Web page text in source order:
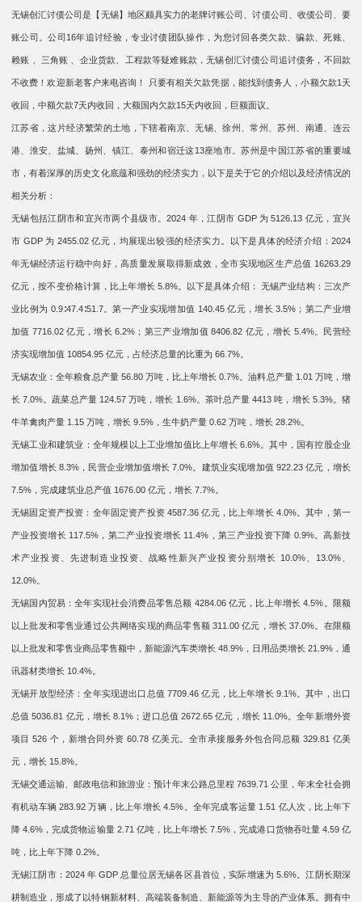
无锡创汇讨债公司是【无锡】地区颇具实力的老牌讨账公司、讨债公司、收债公司、要
账公司。公司16年追讨经验，专业讨债团队操作，为您讨回各类欠款、骗款、死账、
赖账 、三角账 、企业货款、工程款等疑难账款，无锡创汇讨债公司追讨债务，不回款
不收费！欢迎新老客户来电咨询！ 只要有相关欠款凭据，能找到债务人，小额欠款1天
收回，中额欠款7天内收回，大额国内欠款15天内收回，巨额面议。
江苏省，这片经济繁荣的土地，下辖着南京、无锡、徐州、常州、苏州、南通、连云
港、淮安、盐城、扬州、镇江、泰州和宿迁这13座地市。苏州是中国江苏省的重要城
市，有着深厚的历史文化底蕴和强劲的经济实力，以下是关于它的介绍以及经济情况的
相关分析：
无锡包括江阴市和宜兴市两个县级市。2024 年，江阴市 GDP 为 5126.13 亿元，宜兴
市 GDP 为 2455.02 亿元，均展现出较强的经济实力。以下是具体的经济介绍：2024
年无锡经济运行稳中向好，高质量发展取得新成效，全市实现地区生产总值 16263.29
亿元，按不变价格计算，比上年增长 5.8%。以下是具体介绍： 无锡产业结构：三次产
业比例为 0.9∶47.4∶51.7。第一产业实现增加值 140.45 亿元，增长 3.5%；第二产业增
加值 7716.02 亿元，增长 6.2%；第三产业增加值 8406.82 亿元，增长 5.4%。民营经
济实现增加值 10854.95 亿元，占经济总量的比重为 66.7%。
无锡农业：全年粮食总产量 56.80 万吨，比上年增长 0.7%。油料总产量 1.01 万吨，增
长 7.0%。蔬菜总产量 124.57 万吨，增长 1.6%。茶叶总产量 4413 吨，增长 5.3%。猪
牛羊禽肉产量 1.15 万吨，增长 9.5%，生牛奶产量 0.62 万吨，增长 28.2%。
无锡工业和建筑业：全年规模以上工业增加值比上年增长 6.6%。其中，国有控股企业
增加值增长 8.3%，民营企业增加值增长 7.0%。建筑业实现增加值 922.23 亿元，增长
7.5%，完成建筑业总产值 1676.00 亿元，增长 7.7%。
无锡固定资产投资：全年固定资产投资 4587.36 亿元，比上年增长 4.0%。其中，第一
产业投资增长 117.5%，第二产业投资增长 11.4%，第三产业投资下降 0.9%。高新技
术产业投资、先进制造业投资、战略性新兴产业投资分别增长 10.0%、13.0%、
12.0%。
无锡国内贸易：全年实现社会消费品零售总额 4284.06 亿元，比上年增长 4.5%。限额
以上批发和零售业通过公共网络实现的商品零售额 311.00 亿元，增长 37.0%。在限额
以上批发和零售业商品零售额中，新能源汽车类增长 48.9%，日用品类增长 21.9%，通
讯器材类增长 10.4%。
无锡开放型经济：全年实现进出口总值 7709.46 亿元，比上年增长 9.1%。其中，出口
总值 5036.81 亿元，增长 8.1%；进口总值 2672.65 亿元，增长 11.0%。全年新增外资
项目 526 个，新增合同外资 60.78 亿美元。全市承接服务外包合同总额 329.81 亿美
元，增长 15.8%。
无锡交通运输、邮政电信和旅游业：预计年末公路总里程 7639.71 公里，年末全社会拥
有机动车辆 283.92 万辆，比上年增长 4.5%。全年完成客运量 1.51 亿人次，比上年下
降 4.6%，完成货物运输量 2.71 亿吨，比上年增长 7.5%，完成港口货物吞吐量 4.59 亿
吨，比上年下降 0.2%。
无锡江阴市：2024 年 GDP 总量位居无锡各区县首位，实际增速为 5.6%。江阴长期深
耕制造业，形成了以特钢新材料、高端装备制造、新能源等为主导的产业体系。拥有中